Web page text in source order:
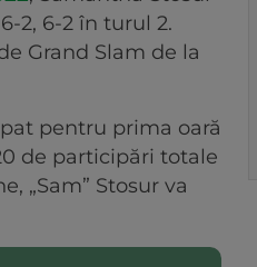
2, 6-2 în turul 2.
Grand Slam de la
pentru prima oară
de participări totale
„Sam” Stosur va